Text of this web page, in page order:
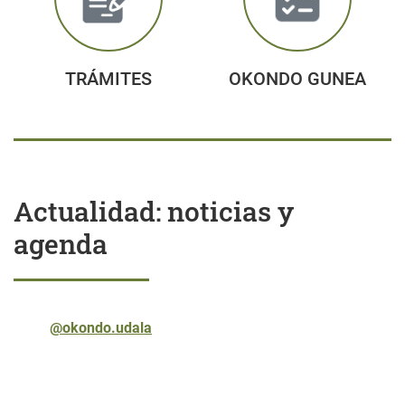
TRÁMITES OKONDO GUNEA
Actualidad: noticias y
agenda
@okondo.udala